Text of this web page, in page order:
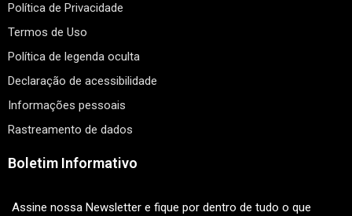
Política de Privacidade
Termos de Uso
Política de legenda oculta
Declaração de acessibilidade
Informações pessoais
Rastreamento de dados
Boletim Informativo
Assine nossa Newsletter e fique por dentro de tudo o que